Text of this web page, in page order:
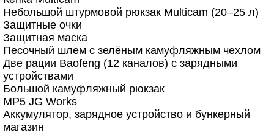
Небольшой штурмовой рюкзак Multicam (20–25 л)
Защитные очки
Защитная маска
Песочный шлем с зелёным камуфляжным чехлом
Две рации Baofeng (12 каналов) с зарядными
устройствами
Большой камуфляжный рюкзак
MP5 JG Works
Аккумулятор, зарядное устройство и бункерный
магазин